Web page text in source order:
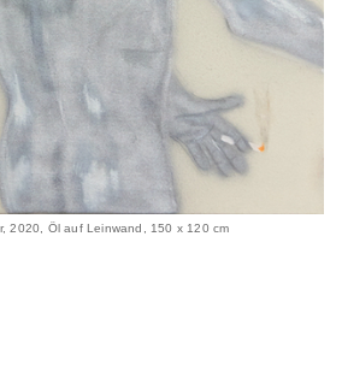
2020, Öl auf Leinwand, 150 x 120 cm